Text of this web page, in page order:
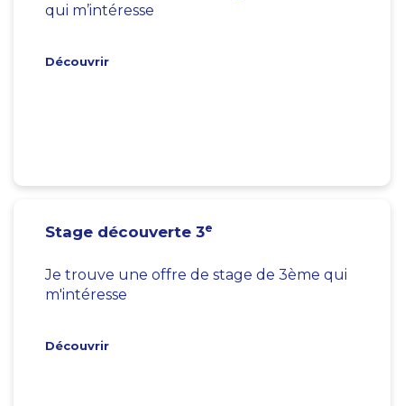
qui m’intéresse
Découvrir
Stage découverte 3e
Je trouve une offre de stage de 3ème qui
m'intéresse
Découvrir